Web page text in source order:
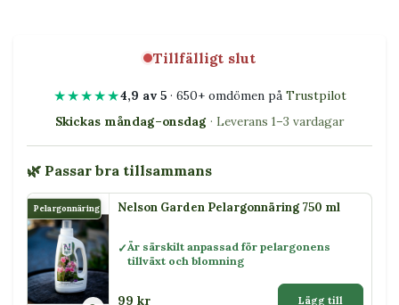
Tillfälligt slut
★★★★★4,9 av 5· 650+ omdömen på Trustpilot
Skickas måndag–onsdag · Leverans 1–3 vardagar
🌿 Passar bra tillsammans
Pelargonnäring Nelson Garden Pelargonnäring 750 ml
Är särskilt anpassad för pelargonens
tillväxt och blomning
99 kr Lägg till